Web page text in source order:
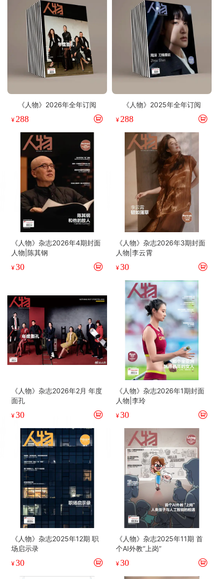
《人物》2026年全年订阅
¥288
《人物》2025年全年订阅
¥288
《人物》杂志2026年4期封面
人物|陈其钢
¥30
《人物》杂志2026年3期封面
人物|李云霄
¥30
《人物》杂志2026年2月 年度
面孔
¥30
《人物》杂志2026年1期封面
人物|李玲
¥30
《人物》杂志2025年12期 职
场启示录
¥30
《人物》杂志2025年11期 首
个AI外教“上岗”
¥30